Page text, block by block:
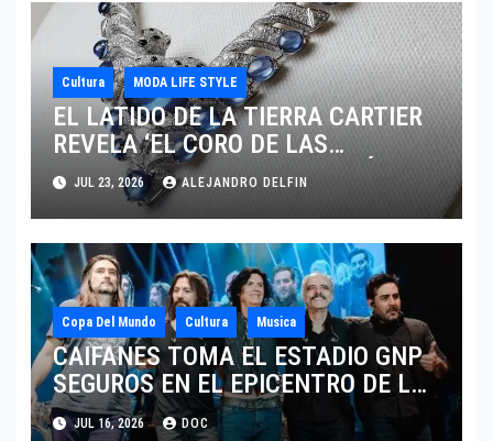
Cultura MODA LIFE STYLE
EL LATIDO DE LA TIERRA CARTIER
REVELA ‘EL CORO DE LAS
PIEDRAS’, SU NUEVA SINFONÍA DE
ALTA JOYERÍA
JUL 23, 2026 ALEJANDRO DELFIN
Copa Del Mundo Cultura Musica
CAIFANES TOMA EL ESTADIO GNP
SEGUROS EN EL EPICENTRO DE LA
IDENTIDAD MEXICANA
JUL 16, 2026 DOC